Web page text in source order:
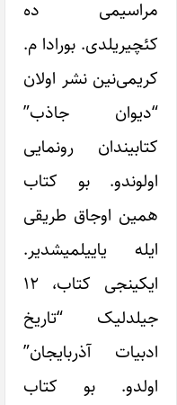
مراسیمی ده
کئچیریلدی. بورادا م.
کریمی‌نین نشر اولان
“دیوان جاذب”
کتابیندان رونمایی
اولوندو. بو کتاب
همین اوجاق طریقی
ایله یاییلمیشدیر.
ایکینجی کتاب، ۱۲
جیلدلیک “تاریخ
ادبیات آذربایجان”
اولدو. بو کتاب